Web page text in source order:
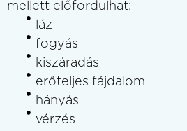
mellett előfordulhat:
láz
fogyás
kiszáradás
erőteljes fájdalom
hányás
vérzés